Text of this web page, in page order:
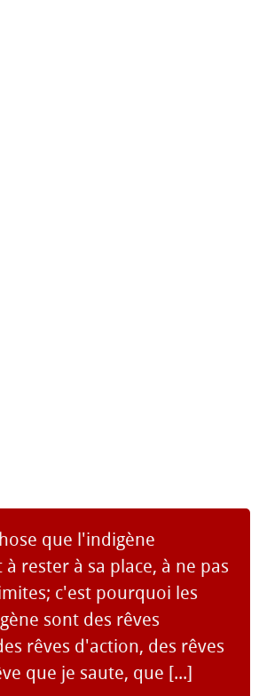
que l'indigène
rester à sa place, à ne pas
c'est pourquoi les
sont des rêves
rêves d'action, des rêves
que je saute, que [...]